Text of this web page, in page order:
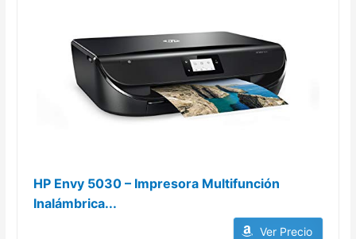
HP Envy 5030 – Impresora Multifunción
Inalámbrica...
Ver Precio